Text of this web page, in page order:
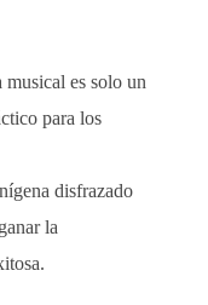
es solo un
para los
disfrazado
la